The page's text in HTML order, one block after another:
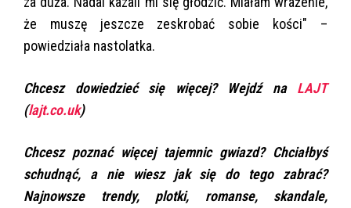
że muszę jeszcze zeskrobać sobie kości" –
powiedziała nastolatka.
Chcesz dowiedzieć się więcej? Wejdź na LAJT
(lajt.co.uk)
Chcesz poznać więcej tajemnic gwiazd? Chciałbyś
schudnąć, a nie wiesz jak się do tego zabrać?
Najnowsze trendy, plotki, romanse, skandale,